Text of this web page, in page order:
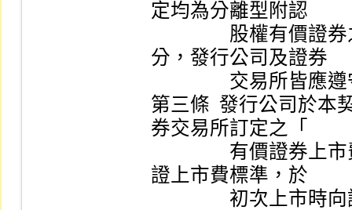
定均為分離型附認
股權有價證券之
分，發行公司及證券
交易所皆應遵
第三條  發行公司於本
券交易所訂定之「
有價證券上市費
證上市費標準，於
初次上市時向證